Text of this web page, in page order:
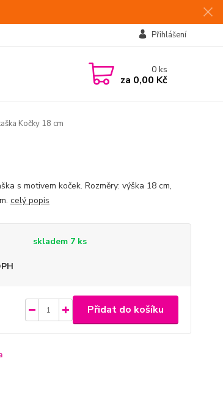
Přihlášení
0ks
za 0,00 Kč
Kočky 18 cm
s motivem koček. Rozměry: výška 18 cm,
celý popis
skladem 7 ks
Přidat do košíku